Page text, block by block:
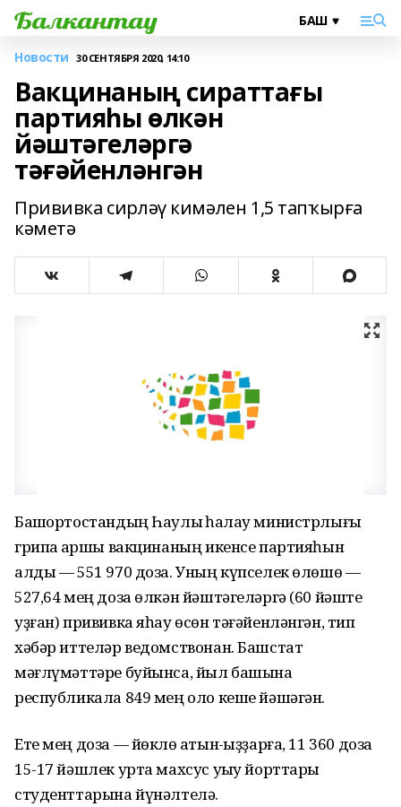
Новости 30 СЕНТЯБРЯ 2020, 14:10
Вакцинаның сираттағы
партияһы өлкән
йәштәгеләргә
тәғәйенләнгән
Прививка сирләү кимәлен 1,5 тапҡырға
кәметә
Башҡортостандың Һаулыҡ һаҡлау министрлығы
грипҡа ҡаршы вакцинаның икенсе партияһын
алды — 551 970 доза. Уның күпселек өлөшө —
527,64 мең доза өлкән йәштәгеләргә (60 йәште
уҙған) прививка яһау өсөн тәғәйенләнгән, тип
хәбәр иттеләр ведомствонан. Башстат
мәғлүмәттәре буйынса, йыл башына
республикала 849 мең оло кеше йәшәгән.
Ете мең доза — йөклө ҡатын-ҡыҙҙарға, 11 360 доза
15-17 йәшлек урта махсус уҡыу йорттары
студенттарына йүнәлтелә.